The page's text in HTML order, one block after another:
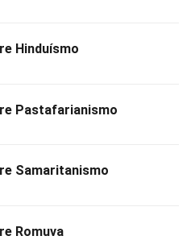
Hinduísmo
Pastafarianismo
Samaritanismo
Romuva